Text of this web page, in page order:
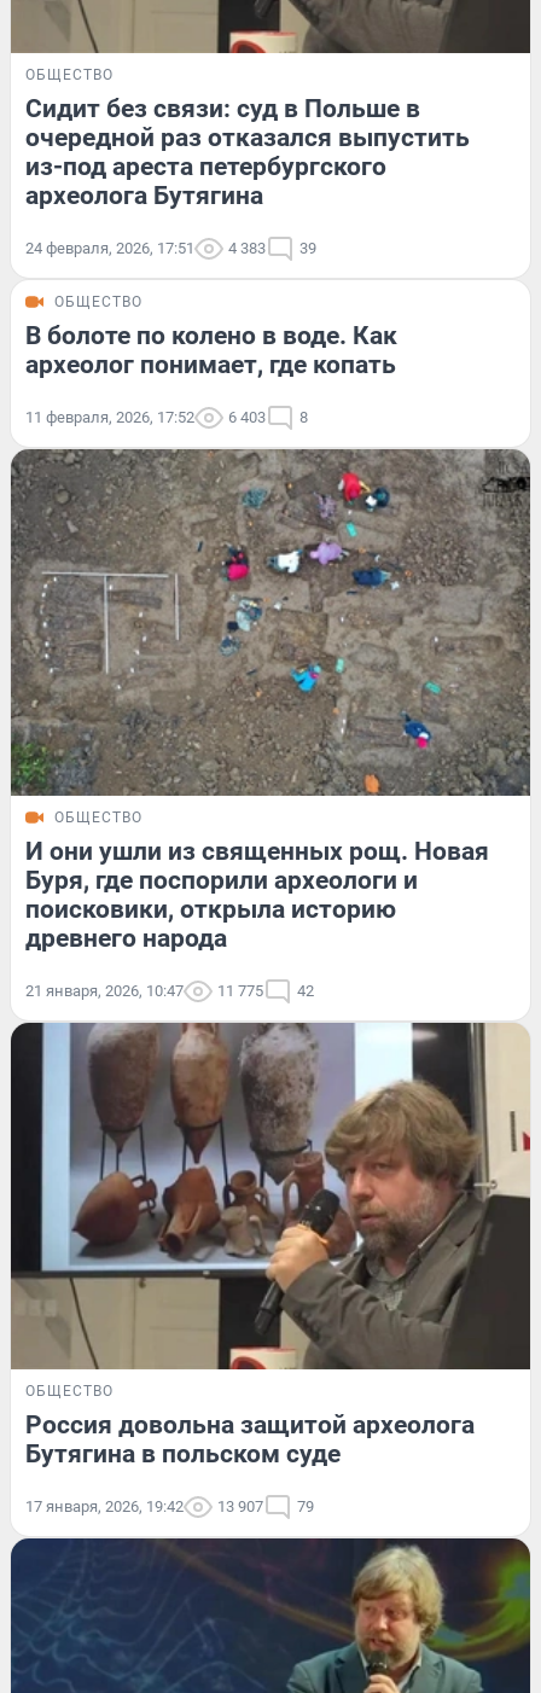
ОБЩЕСТВО
Сидит без связи: суд в Польше в
очередной раз отказался выпустить
из-под ареста петербургского
археолога Бутягина
24 февраля, 2026, 17:51 4 383 39
ОБЩЕСТВО
В болоте по колено в воде. Как
археолог понимает, где копать
11 февраля, 2026, 17:52 6 403 8
ОБЩЕСТВО
И они ушли из священных рощ. Новая
Буря, где поспорили археологи и
поисковики, открыла историю
древнего народа
21 января, 2026, 10:47 11 775 42
ОБЩЕСТВО
Россия довольна защитой археолога
Бутягина в польском суде
17 января, 2026, 19:42 13 907 79